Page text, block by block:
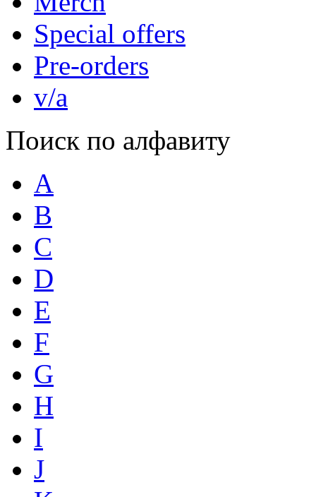
Special offers
Pre-orders
v/a
Поиск по алфавиту
A
B
C
D
E
F
G
H
I
J